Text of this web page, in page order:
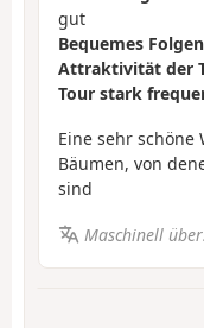
gut
Bequemes
Attraktivität der
Tour stark
Eine sehr
Bäumen, von
sind
Maschinell